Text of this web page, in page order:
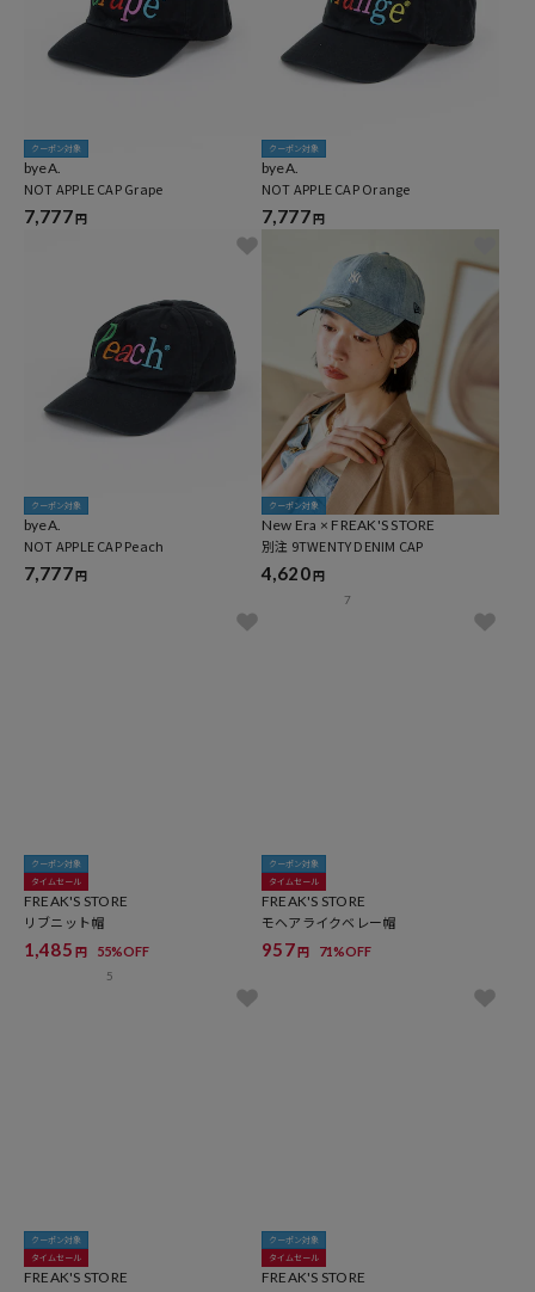
クーポン対象
byeA.
NOT APPLE CAP Grape
7,777円
クーポン対象
byeA.
NOT APPLE CAP Orange
7,777円
クーポン対象
byeA.
NOT APPLE CAP Peach
7,777円
クーポン対象
New Era × FREAK'S STORE
別注 9TWENTY DENIM CAP
4,620円
7
クーポン対象
タイムセール
FREAK'S STORE
リブニット帽
1,485 円 55%OFF
5
クーポン対象
タイムセール
FREAK'S STORE
モヘアライクベレー帽
957円 71%OFF
クーポン対象
タイムセール
FREAK'S STORE
クーポン対象
タイムセール
FREAK'S STORE